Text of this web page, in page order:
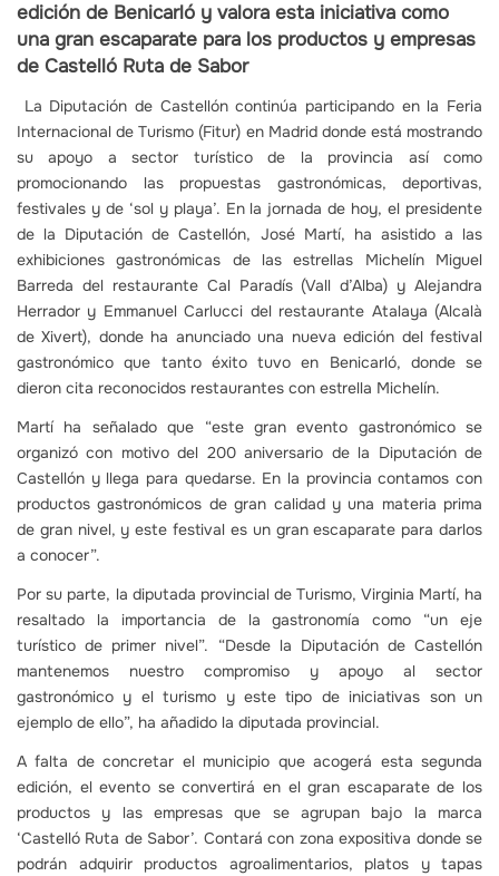
edición de Benicarló y valora esta iniciativa como
una gran escaparate para los productos y empresas
de Castelló Ruta de Sabor
La Diputación de Castellón continúa participando en la Feria
Internacional de Turismo (Fitur) en Madrid donde está mostrando
su apoyo a sector turístico de la provincia así como
promocionando las propuestas gastronómicas, deportivas,
festivales y de ‘sol y playa’. En la jornada de hoy, el presidente
de la Diputación de Castellón, José Martí, ha asistido a las
exhibiciones gastronómicas de las estrellas Michelín Miguel
Barreda del restaurante Cal Paradís (Vall d’Alba) y Alejandra
Herrador y Emmanuel Carlucci del restaurante Atalaya (Alcalà
de Xivert), donde ha anunciado una nueva edición del festival
gastronómico que tanto éxito tuvo en Benicarló, donde se
dieron cita reconocidos restaurantes con estrella Michelín.
Martí ha señalado que “este gran evento gastronómico se
organizó con motivo del 200 aniversario de la Diputación de
Castellón y llega para quedarse. En la provincia contamos con
productos gastronómicos de gran calidad y una materia prima
de gran nivel, y este festival es un gran escaparate para darlos
a conocer”.
Por su parte, la diputada provincial de Turismo, Virginia Martí, ha
resaltado la importancia de la gastronomía como “un eje
turístico de primer nivel”. “Desde la Diputación de Castellón
mantenemos nuestro compromiso y apoyo al sector
gastronómico y el turismo y este tipo de iniciativas son un
ejemplo de ello”, ha añadido la diputada provincial.
A falta de concretar el municipio que acogerá esta segunda
edición, el evento se convertirá en el gran escaparate de los
productos y las empresas que se agrupan bajo la marca
‘Castelló Ruta de Sabor’. Contará con zona expositiva donde se
podrán adquirir productos agroalimentarios, platos y tapas